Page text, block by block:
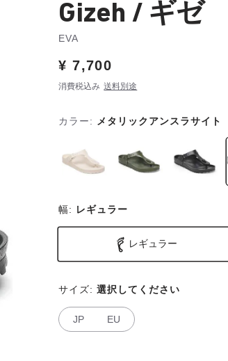
Gizeh / ギゼ
EVA
Price:
¥ 7,700
消費税込み 送料別途
カラー: メタリックアンスラサイト
幅: レギュラー
レギュラー
サイズ: 選択してください
JP EU